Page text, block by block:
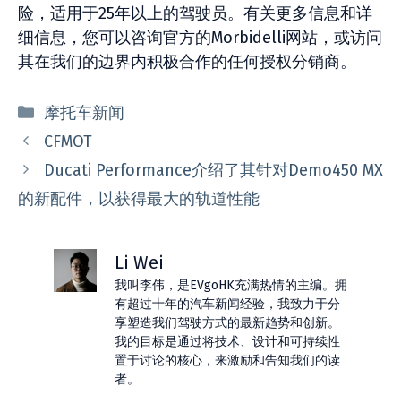
险，适用于25年以上的驾驶员。有关更多信息和详
细信息，您可以咨询官方的Morbidelli网站，或访问
其在我们的边界内积极合作的任何授权分销商。
分
类
摩托车新闻
CFMOT
Ducati Performance介绍了其针对Demo450 MX
的新配件，以获得最大的轨道性能
Li Wei
我叫李伟，是EVgoHK充满热情的主编。拥
有超过十年的汽车新闻经验，我致力于分
享塑造我们驾驶方式的最新趋势和创新。
我的目标是通过将技术、设计和可持续性
置于讨论的核心，来激励和告知我们的读
者。